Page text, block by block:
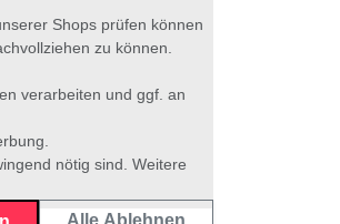
Shops prüfen können
zu können.
verarbeiten und ggf. an
nötig sind. Weitere
Alle Ablehnen